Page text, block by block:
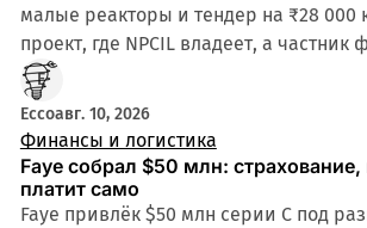
малые реакторы и тендер на ₹28
проект, где NPCIL владеет, а частник
Eccoавг. 10, 2026
Финансы и логистика
Faye собрал $50 млн: страхование,
платит само
Faye привлёк $50 млн серии C под